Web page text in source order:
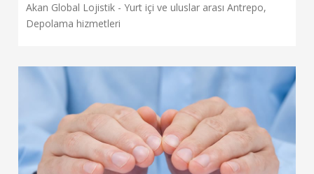
Akan Global Lojistik - Yurt içi ve uluslar arası Antrepo,
Depolama hizmetleri